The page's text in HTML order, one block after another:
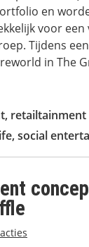
en
voor een
Tijdens
in The
, retailtainment
, social